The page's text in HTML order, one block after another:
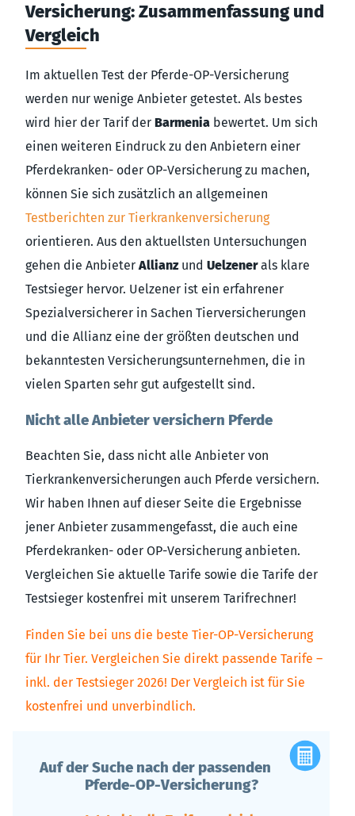
Versicherung: Zusammenfassung und
Vergleich
Im aktuellen Test der Pferde-OP-Versicherung
werden nur wenige Anbieter getestet. Als bestes
wird hier der Tarif der Barmenia bewertet. Um sich
einen weiteren Eindruck zu den Anbietern einer
Pferdekranken- oder OP-Versicherung zu machen,
können Sie sich zusätzlich an allgemeinen
Testberichten zur Tierkrankenversicherung
orientieren. Aus den aktuellsten Untersuchungen
gehen die AnbieterAllianzund Uelzenerals klare
Testsieger hervor. Uelzener ist ein erfahrener
Spezialversicherer in Sachen Tierversicherungen
und die Allianz eine der größten deutschen und
bekanntesten Versicherungsunternehmen, die in
vielen Sparten sehr gut aufgestellt sind.
Nicht alle Anbieter versichern Pferde
Beachten Sie, dass nicht alle Anbieter von
Tierkrankenversicherungen auch Pferde versichern.
Wir haben Ihnen auf dieser Seite die Ergebnisse
jener Anbieter zusammengefasst, die auch eine
Pferdekranken- oder OP-Versicherung anbieten.
Vergleichen Sie aktuelle Tarife sowie die Tarife der
Testsieger kostenfrei mit unserem Tarifrechner!
Finden Sie bei uns die beste Tier-OP-Versicherung
für Ihr Tier. Vergleichen Sie direkt passende Tarife –
inkl. der Testsieger 2026! Der Vergleich ist für Sie
kostenfrei und unverbindlich.
Auf der Suche nach der passenden
Pferde-OP-Versicherung?